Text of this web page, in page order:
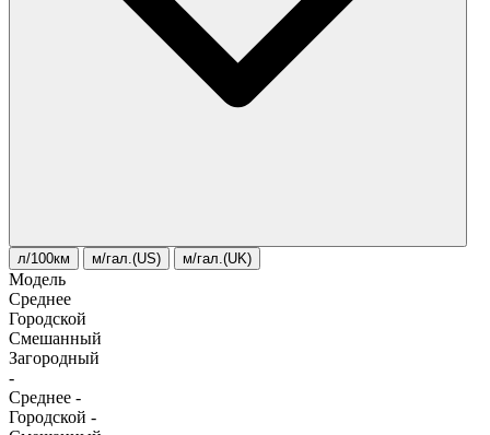
л/100км м/гал.(US) м/гал.(UK)
Модель
Среднее
Городской
Смешанный
Загородный
-
Среднее -
Городской -